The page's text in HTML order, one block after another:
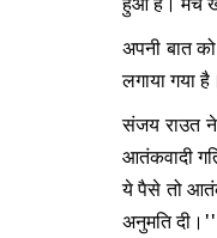
अपनी बात
लगाया गया
संजय राउत
आतंकवादी
ये पैसे तो
अनुमति दी।''